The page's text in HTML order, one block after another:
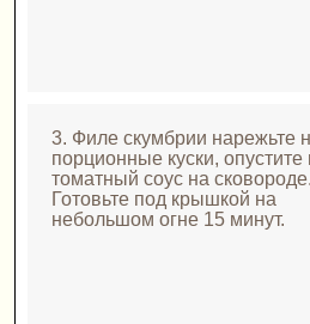
3. Филе скумбрии нарежьте
порционные куски, опустите
томатный соус на
Готовьте под крышкой на
небольшом огне 15 минут.